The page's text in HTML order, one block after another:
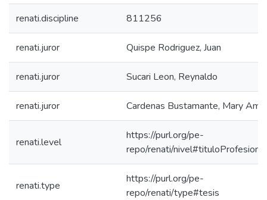
renati.discipline 811256
renati.juror Quispe Rodriguez, Juan
renati.juror Sucari Leon, Reynaldo
renati.juror Cardenas Bustamante, Mary
renati.level
https://purl.org/pe-
repo/renati/nivel#tituloProfesional
renati.type
https://purl.org/pe-
repo/renati/type#tesis